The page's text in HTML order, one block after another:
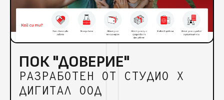
ПОК "ДОВЕРИЕ"
РАЗРАБОТЕН ОТ СТУДИО Х
ДИГИТАЛ ООД